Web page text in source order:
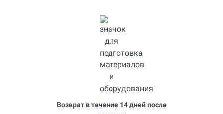
Возврат в течение 14 дней после